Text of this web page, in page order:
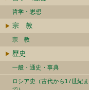
哲学・思想
宗 教
宗 教
歴史
一般・通史・事典
ロシア史（古代から17世紀ま